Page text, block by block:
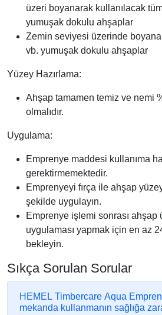
üzeri boyanarak kullanılacak
yumuşak dokulu ahşaplar
Zemin seviyesi üzerinde
vb. yumuşak dokulu ahşaplar
Yüzey Hazırlama:
Ahşap tamamen temiz ve nemi
olmalıdır.
Uygulama:
Emprenye maddesi kullanıma
gerektirmemektedir.
Emprenyeyi fırça ile ahşap
şekilde uygulayın.
Emprenye işlemi sonrası
uygulaması yapmak için en az
bekleyin.
Sıkça Sorulan Sorular
HEMEL Timbercare Aqua
mekanda kullanmanın sağlığa